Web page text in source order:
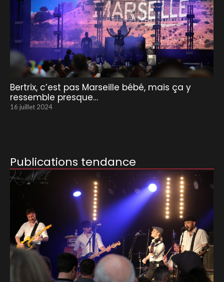
Bertrix, c’est pas Marseille bébé, mais ça y
ressemble presque…
16 juillet 2024
Publications tendance